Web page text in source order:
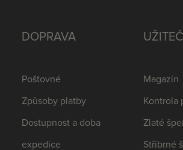
DOPRAVA
Poštovné
Způsoby platby
Dostupnost a doba
expedice
Magazín
Kontrola
Zlaté
Stříbrné